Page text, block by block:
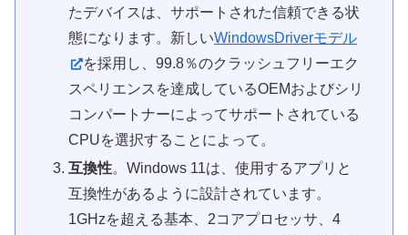
たデバイスは、サポートされた信頼できる状
態になります。新しいWindowsDriverモデル
を採用し、99.8％のクラッシュフリーエク
スペリエンスを達成しているOEMおよびシリ
コンパートナーによってサポートされている
CPUを選択することによって。
互換性。Windows 11は、使用するアプリと
互換性があるように設計されています。
1GHzを超える基本、2コアプロセッサ、4